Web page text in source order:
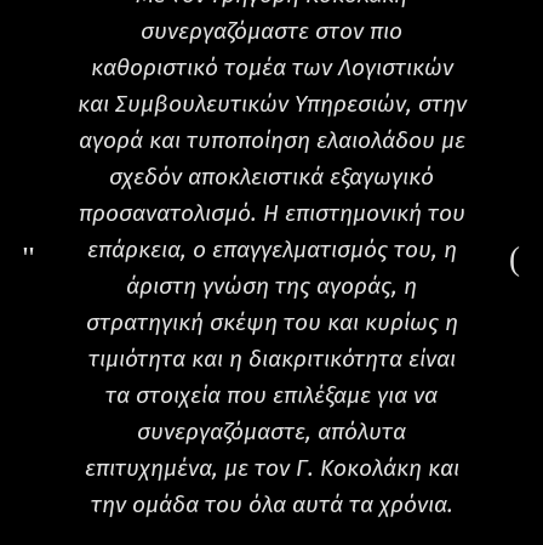
συνεργαζόμαστε στον πιο
καθοριστικό τομέα των Λογιστικών
και Συμβουλευτικών Υπηρεσιών, στην
αγορά και τυποποίηση ελαιολάδου με
σχεδόν αποκλειστικά εξαγωγικό
προσανατολισμό. Η επιστημονική του
επάρκεια, ο επαγγελματισμός του, η
άριστη γνώση της αγοράς, η
στρατηγική σκέψη του και κυρίως η
τιμιότητα και η διακριτικότητα είναι
τα στοιχεία που επιλέξαμε για να
συνεργαζόμαστε, απόλυτα
επιτυχημένα, με τον Γ. Κοκολάκη και
την ομάδα του όλα αυτά τα χρόνια.